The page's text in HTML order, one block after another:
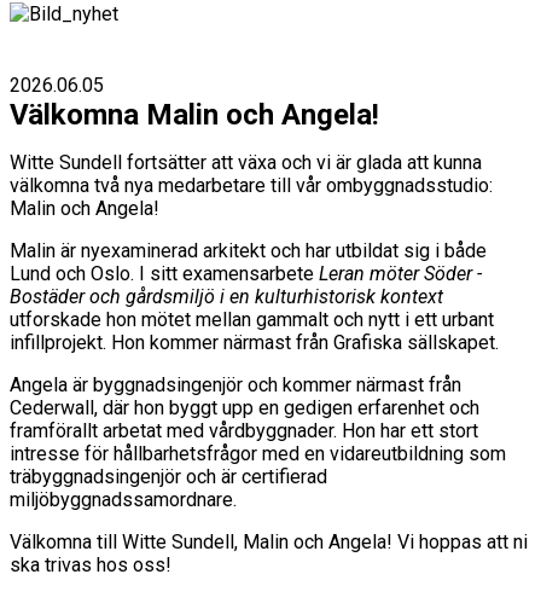
2026.06.05
Välkomna Malin och Angela!
Witte Sundell fortsätter att växa och vi är glada att kunna
välkomna två nya medarbetare till vår ombyggnadsstudio:
Malin och Angela!
Malin är nyexaminerad arkitekt och har utbildat sig i både
Lund och Oslo. I sitt examensarbete Leran möter Söder -
Bostäder och gårdsmiljö i en kulturhistorisk kontext
utforskade hon mötet mellan gammalt och nytt i ett urbant
infillprojekt. Hon kommer närmast från Grafiska sällskapet.
Angela är byggnadsingenjör och kommer närmast från
Cederwall, där hon byggt upp en gedigen erfarenhet och
framförallt arbetat med vårdbyggnader. Hon har ett stort
intresse för hållbarhetsfrågor med en vidareutbildning som
träbyggnadsingenjör och är certifierad
miljöbyggnadssamordnare.
Välkomna till Witte Sundell, Malin och Angela! Vi hoppas att ni
ska trivas hos oss!